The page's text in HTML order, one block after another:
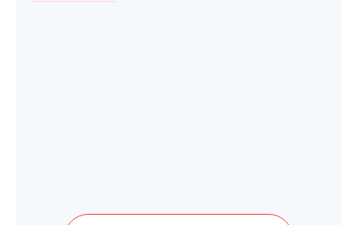
トイレ内配置の触知案内図